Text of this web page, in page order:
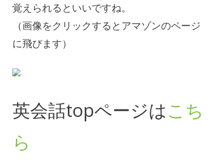
覚えられるといいですね。
（画像をクリックするとアマゾンのページ
に飛びます）
英会話topページはこち
ら